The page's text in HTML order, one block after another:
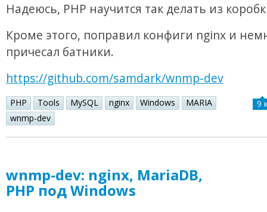
Надеюсь, PHP научится так делать из
Кроме этого, поправил конфиги nginx и
причесал батники.
https://github.com/samdark/wnmp-dev
PHP Tools MySQL nginx Windows
MARIA
wnmp-dev
9
wnmp-dev: nginx, MariaDB,
PHP под Windows